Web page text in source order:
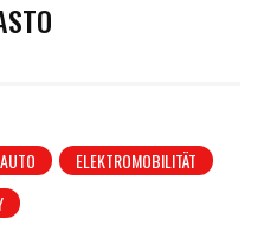
ELEKTROMOBILITÄT